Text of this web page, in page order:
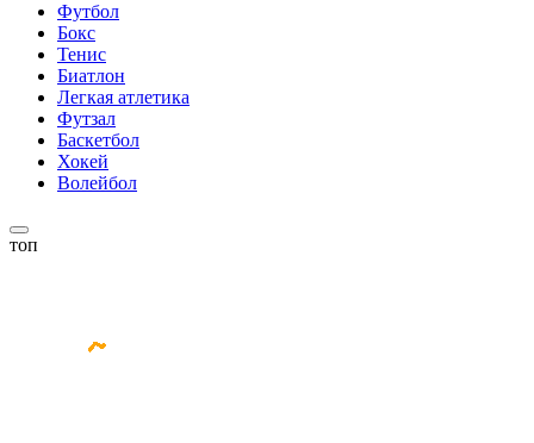
Футбол
Бокс
Тенис
Биатлон
Легкая атлетика
Футзал
Баскетбол
Хокей
Волейбол
топ